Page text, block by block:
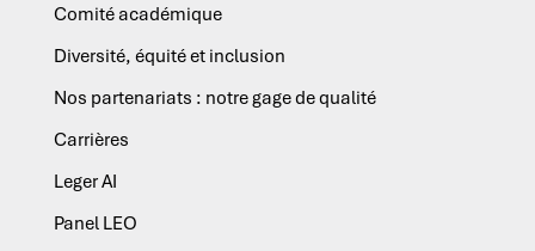
Comité académique
Diversité, équité et inclusion
Nos partenariats : notre gage de qualité
Carrières
Leger AI
Panel LEO